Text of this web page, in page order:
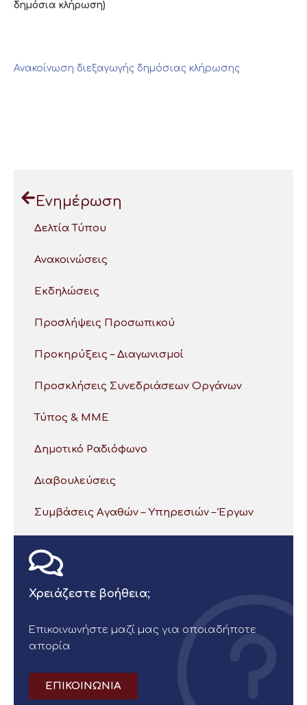
δημόσια κλήρωση)
Ανακοίνωση διεξαγωγής δημόσιας κλήρωσης
Ενημέρωση
Δελτία Τύπου
Ανακοινώσεις
Εκδηλώσεις
Προσλήψεις Προσωπικού
Προκηρύξεις – Διαγωνισμοί
Προσκλήσεις Συνεδριάσεων Οργάνων
Τύπος & ΜΜΕ
Δημοτικό Ραδιόφωνο
Διαβουλεύσεις
Συμβάσεις Αγαθών – Υπηρεσιών – Έργων
Χρειάζεστε βοήθεια;
Επικοινωνήστε μαζί μας για οποιαδήποτε
απορία
ΕΠΙΚΟΙΝΩΝΙΑ